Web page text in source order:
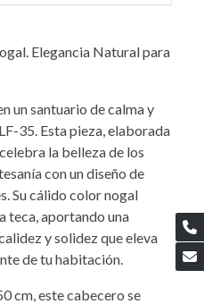
Elegancia Natural para
un santuario de calma y
35. Esta pieza, elaborada
la belleza de los
con un diseño de
Su cálido color nogal
teca, aportando una
y solidez que eleva
de tu habitación.
cm, este cabecero se